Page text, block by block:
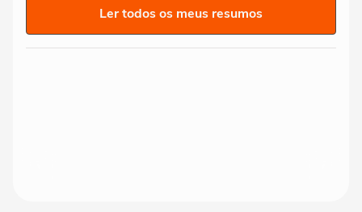
Ler todos os meus resumos